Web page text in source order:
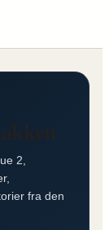
2,
fra den